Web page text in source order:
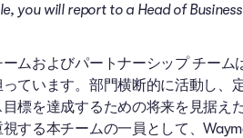
you will report to a Head of
ームおよびパートナーシップ チー
ています。部門横断的に活動し、
標を達成するための将来を見据え
する本チームの一員として、